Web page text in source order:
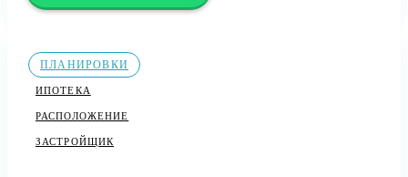
ПЛАНИРОВКИ
ИПОТЕКА
РАСПОЛОЖЕНИЕ
ЗАСТРОЙЩИК